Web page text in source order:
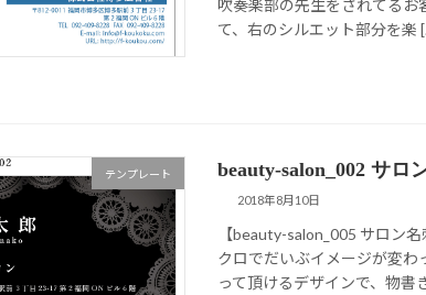
吹奏楽部の先生をされてるお
て、右のシルエット部分を楽
テンプレート beauty-salon_002 サロ
2018年8月10日
【beauty-salon_005 サロン
クロでだいぶイメージが変わ
って頂けるデザインで、物書